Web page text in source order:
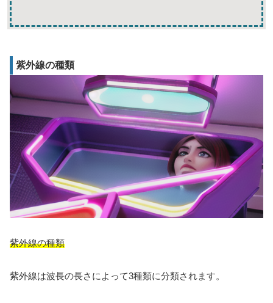
紫外線の種類
紫外線の種類
紫外線は波長の長さによって3種類に分類されます。